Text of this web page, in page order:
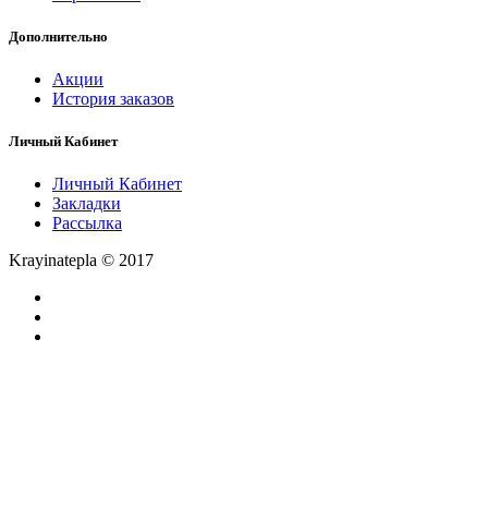
Дополнительно
Акции
История заказов
Личный Кабинет
Личный Кабинет
Закладки
Рассылка
Krayinatepla © 2017